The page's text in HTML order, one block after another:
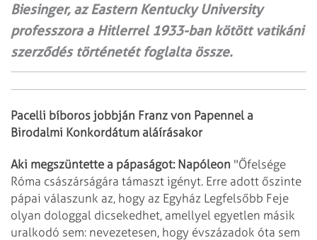
Biesinger, az Eastern Kentucky University
professzora a Hitlerrel 1933-ban kötött vatikáni
szerződés történetét foglalta össze.
Pacelli bíboros jobbján Franz von Papennel a
Birodalmi Konkordátum aláírásakor
Aki megszüntette a pápaságot: Napóleon "Őfelsége
Róma császárságára támaszt igényt. Erre adott őszinte
pápai válaszunk az, hogy az Egyház Legfelsőbb Feje
olyan dologgal dicsekedhet, amellyel egyetlen másik
uralkodó sem: nevezetesen, hogy évszázadok óta sem